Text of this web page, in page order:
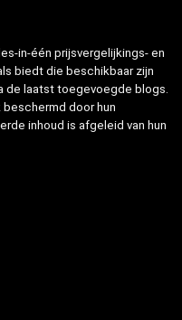
in-één prijsvergelijkings- en
biedt die beschikbaar zijn
de laatst toegevoegde blogs.
door hun
inhoud is afgeleid van hun